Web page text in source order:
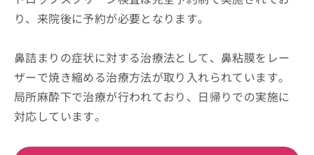
り、来院後に予約が必要となります。
鼻詰まりの症状に対する治療法として、鼻粘膜をレー
ザーで焼き縮める治療方法が取り入れられています。
局所麻酔下で治療が行われており、日帰りでの実施に
対応しています。